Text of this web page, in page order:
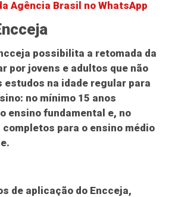
Agência Brasil no WhatsApp
possibilita a retomada da
por jovens e adultos que não
estudos na idade regular para
no mínimo 15 anos
ensino fundamental e, no
completos para o ensino médio
de aplicação do Encceja,